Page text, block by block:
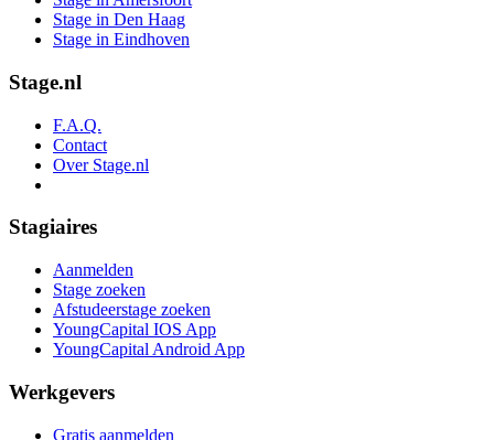
Stage in Den Haag
Stage in Eindhoven
Stage.nl
F.A.Q.
Contact
Over Stage.nl
Stagiaires
Aanmelden
Stage zoeken
Afstudeerstage zoeken
YoungCapital IOS App
YoungCapital Android App
Werkgevers
Gratis aanmelden